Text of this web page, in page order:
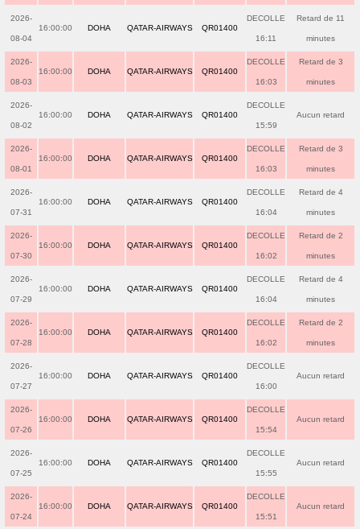
2026-
08-04
16:00:00 DOHA QATAR-AIRWAYS QR01400
DECOLLE
16:11
Retard de 11
minutes
2026-
08-03
16:00:00 DOHA QATAR-AIRWAYS QR01400
DECOLLE
16:03
Retard de 3
minutes
2026-
08-02
16:00:00 DOHA QATAR-AIRWAYS QR01400
DECOLLE
15:59
Aucun retard
2026-
08-01
16:00:00 DOHA QATAR-AIRWAYS QR01400
DECOLLE
16:03
Retard de 3
minutes
2026-
07-31
16:00:00 DOHA QATAR-AIRWAYS QR01400
DECOLLE
16:04
Retard de 4
minutes
2026-
07-30
16:00:00 DOHA QATAR-AIRWAYS QR01400
DECOLLE
16:02
Retard de 2
minutes
2026-
07-29
16:00:00 DOHA QATAR-AIRWAYS QR01400
DECOLLE
16:04
Retard de 4
minutes
2026-
07-28
16:00:00 DOHA QATAR-AIRWAYS QR01400
DECOLLE
16:02
Retard de 2
minutes
2026-
07-27
16:00:00 DOHA QATAR-AIRWAYS QR01400
DECOLLE
16:00
Aucun retard
2026-
07-26
16:00:00 DOHA QATAR-AIRWAYS QR01400
DECOLLE
15:54
Aucun retard
2026-
07-25
16:00:00 DOHA QATAR-AIRWAYS QR01400
DECOLLE
15:55
Aucun retard
2026-
07-24
16:00:00 DOHA QATAR-AIRWAYS QR01400
DECOLLE
15:51
Aucun retard